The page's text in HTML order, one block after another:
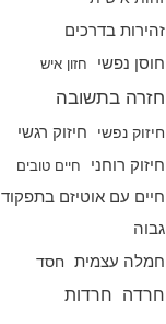
זהירות בדרכים
חוסן נפשי
חזון איש
חזרה בתשובה
חיזוק נפשי חיזוק רגשי
חיזוק רוחני חיים טובים
חיים עם אוטיזם בתפקוד
גבוה
חמלה עצמית חסד
חרדה חרדות